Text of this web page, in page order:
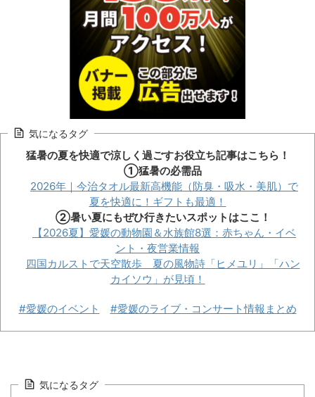
気になるタグ
猛暑の夏を快適で涼しく過ごすお役立ち記事はこちら！
①猛暑の必需品
2026年｜今治タオル最新高機能（防臭・吸水・美肌）で
夏を快適に！ギフトも最適！
②暑い夏にもぜひ行きたいスポットはここ！
【2026夏】愛媛の動物園＆水族館8選：赤ちゃん・イベ
ント・夜営業情報
四国カルストで天空散歩 夏の風物詩「ヒメユリ」「ハン
カイソウ」が見頃！
#愛媛のイベント #愛媛のライブ・コンサート情報まとめ
気になるタグ